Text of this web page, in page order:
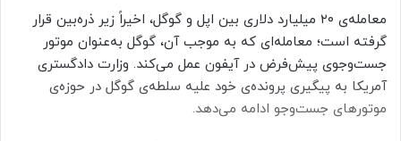
معامله‌ی ۲۰ میلیارد دلاری بین اپل و گوگل، اخیراً زیر ذره‌بین قرار
گرفته است؛ معامله‌ای که به موجب آن، گوگل به‌عنوان موتور
جست‌وجوی پیش‌فرض در آیفون عمل می‌کند. وزارت دادگستری
آمریکا به پیگیری پرونده‌ی خود علیه سلطه‌ی گوگل در حوزه‌ی
موتورهای جست‌وجو ادامه می‌دهد.